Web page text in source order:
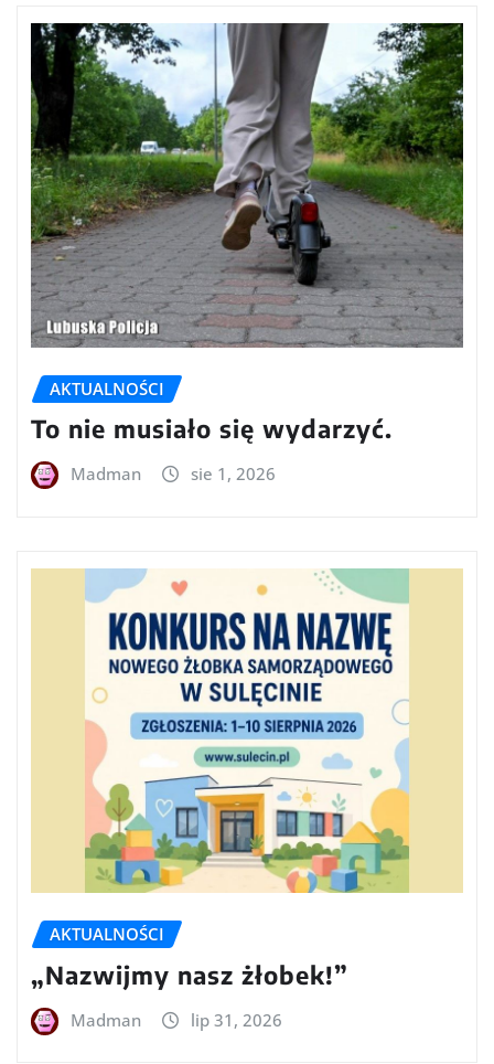
AKTUALNOŚCI
To nie musiało się wydarzyć.
Madman sie 1, 2026
AKTUALNOŚCI
„Nazwijmy nasz żłobek!”
Madman lip 31, 2026